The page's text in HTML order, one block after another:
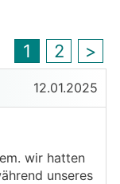
1 2 >
12.01.2025
wir hatten
unseres